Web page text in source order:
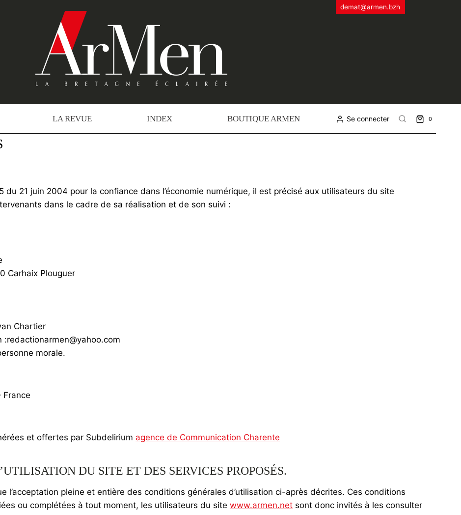
demat@armen.bzh
LA REVUE INDEX BOUTIQUE ARMEN Se connecter 0
du 21 juin 2004 pour la confiance dans l’économie numérique, il est précisé aux utilisateurs du site
dans le cadre de sa réalisation et de son suivi :
Carhaix Plouguer
Chartier
morale.
France
et offertes par Subdelirium agence de Communication Charente
DU SITE ET DES SERVICES PROPOSÉS.
l’acceptation pleine et entière des conditions générales d’utilisation ci-après décrites. Ces conditions
ou complétées à tout moment, les utilisateurs du site www.armen.net sont donc invités à les consulter